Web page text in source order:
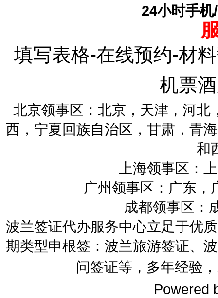
24小时手
填写表格-在线预约-材
机票
北京领事区：北京，天津，河
西，宁夏回族自治区，甘肃，青
和
上海领事区：
广州领事区：广东，
成都领事区：
波兰签证代办服务中心立足于优
期类型申根签：波兰旅游签证、
问签证等，多年经验
Powered